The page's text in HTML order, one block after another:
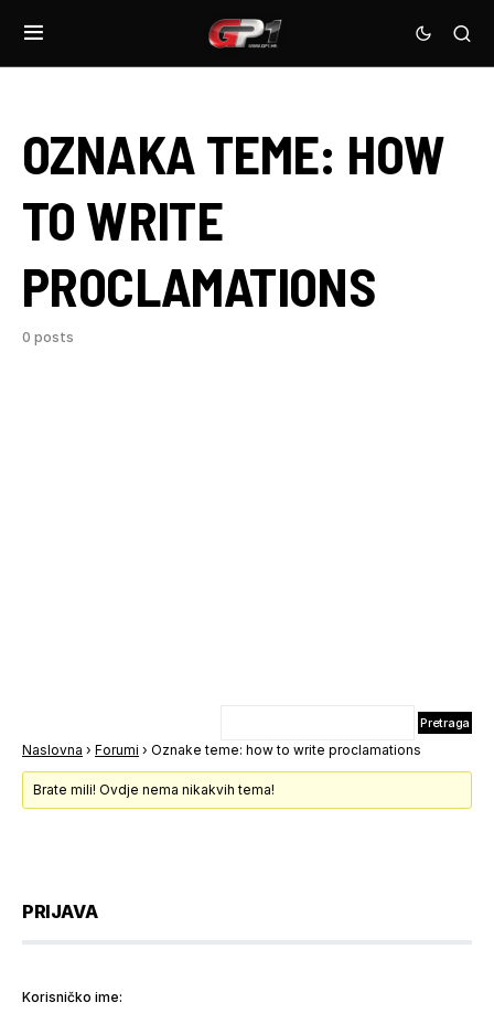
OZNAKA TEME: HOW
TO WRITE
PROCLAMATIONS
0 posts
Naslovna › Forumi › Oznake teme: how to write proclamations
Brate mili! Ovdje nema nikakvih tema!
PRIJAVA
Korisničko ime: